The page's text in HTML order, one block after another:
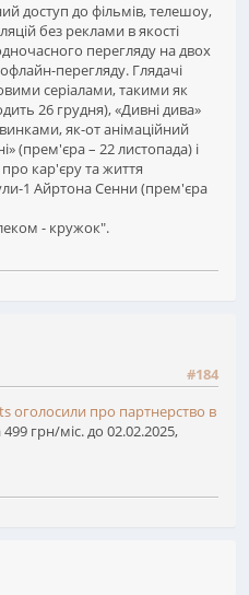
доступ до фільмів, телешоу,
без реклами в якості
перегляду на двох
перегляду. Глядачі
серіалами, такими як
26 грудня), «Дивні дива»
як-от анімаційний
(прем'єра – 22 листопада) і
кар'єру та життя
1 Айртона Сенни (прем'єра
- кружок".
#184
оголосили про партнерство в
грн/міс. до 02.02.2025,